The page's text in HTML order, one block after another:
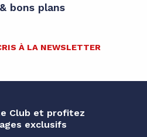
bons plans
À LA NEWSLETTER
Club et profitez
exclusifs